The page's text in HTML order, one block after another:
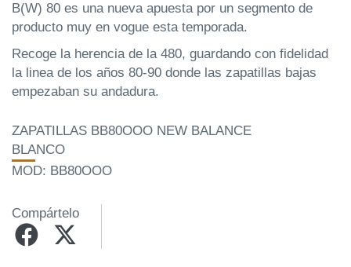
B(W) 80 es una nueva apuesta por un segmento de
producto muy en vogue esta temporada.
Recoge la herencia de la 480, guardando con fidelidad
la linea de los años 80-90 donde las zapatillas bajas
empezaban su andadura.
ZAPATILLAS BB80OOO NEW BALANCE
BLANCO
MOD: BB80OOO
Compártelo